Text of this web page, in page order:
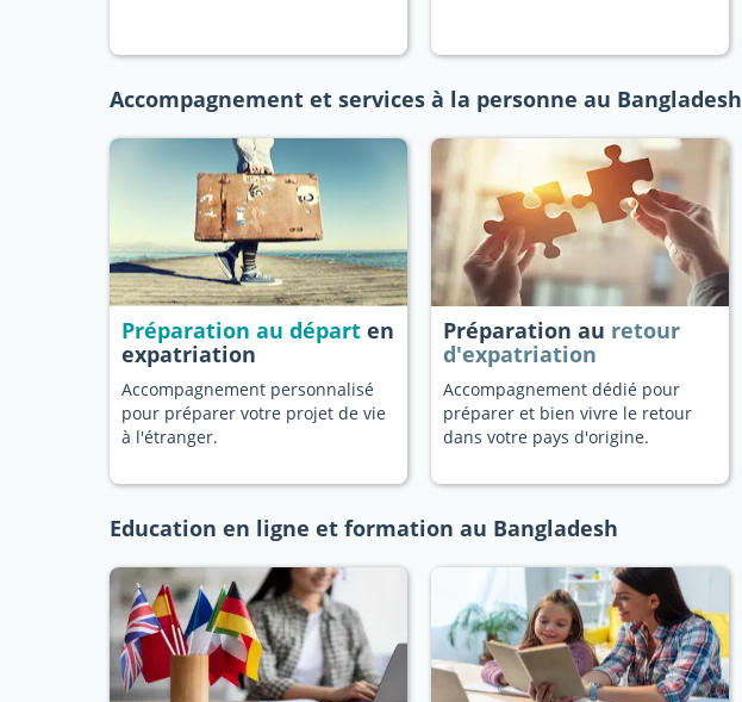
Accompagnement et services à la personne au Bangladesh
Préparation au départ en
expatriation
Accompagnement personnalisé
pour préparer votre projet de vie
à l'étranger.
Préparation au retour
d'expatriation
Accompagnement dédié pour
préparer et bien vivre le retour
dans votre pays d'origine.
Education en ligne et formation au Bangladesh